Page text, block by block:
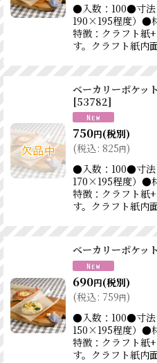
●入数：100●寸
190×195程度）●
特徴：クラフト紙
す。クラフト紙内
ベーカリーポケ
[53782]
750円(税別)
(税込: 825円)
●入数：100●寸法
170×195程度）●
特徴：クラフト紙
す。クラフト紙内
ベーカリーポケ
690円(税別)
(税込: 759円)
●入数：100●寸法
150×195程度）●
特徴：クラフト紙
す。クラフト紙内